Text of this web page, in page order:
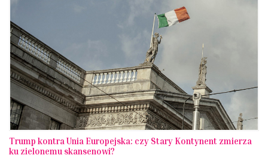
Trump kontra Unia Europejska: czy Stary Kontynent zmierza
ku zielonemu skansenowi?